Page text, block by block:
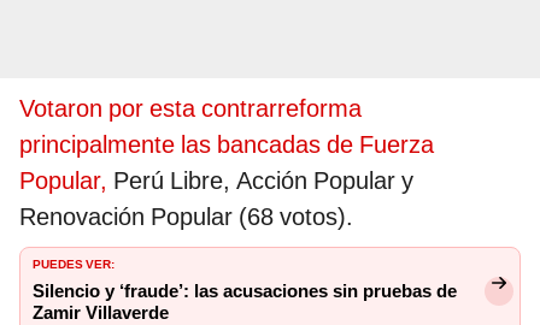
Votaron por esta contrarreforma
principalmente las bancadas de Fuerza
Popular, Perú Libre, Acción Popular y
Renovación Popular (68 votos).
PUEDES VER:
Silencio y ‘fraude’: las acusaciones sin pruebas de
Zamir Villaverde